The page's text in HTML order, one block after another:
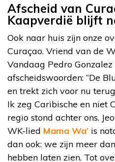
Afscheid van
Kaapverdië blijft
Ook naar huis zijn onze
Curaçao. Vriend van de
Vandaag Pedro
afscheidswoorden: “De
en trekt zich voor nu
Ik zeg Caribische en niet
regio stond achter ons.
WK-lied Mama Wa’ is
dan ook: we zijn meer
hebben laten zien. Tot